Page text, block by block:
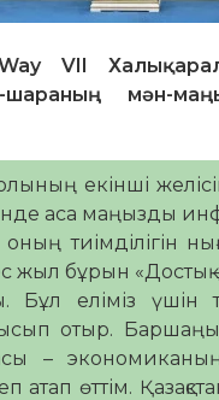
VII
шараның мән-
екінші
аса маңызды
тиімділігін
бұрын «Достық
Бұл еліміз үшін
отыр.
– экономиканың
атап өттім.